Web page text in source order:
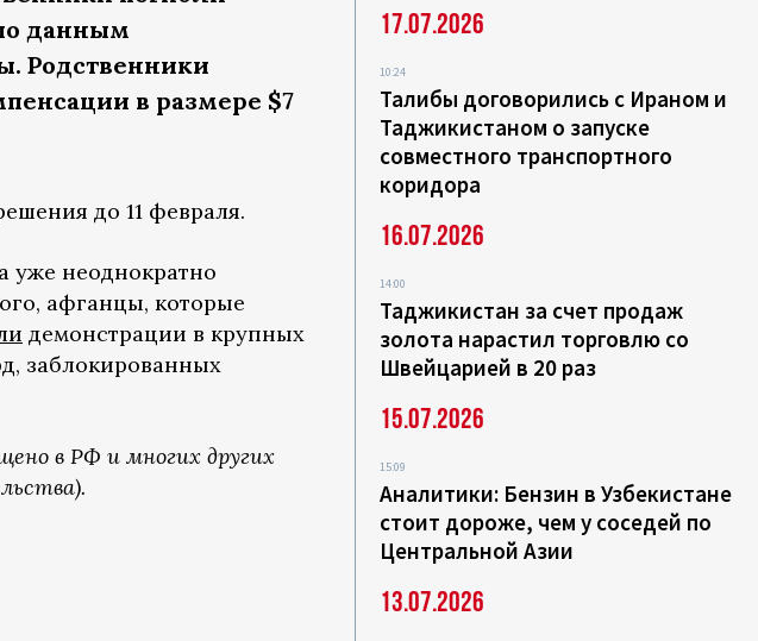
данным
Родственники
в размере $7
до 11 февраля.
уже неоднократно
афганцы, которые
демонстрации в крупных
заблокированных
в РФ и многих других
17.07.2026
10:24
Талибы договорились с Ираном и
Таджикистаном о запуске
совместного транспортного
коридора
16.07.2026
14:00
Таджикистан за счет продаж
золота нарастил торговлю со
Швейцарией в 20 раз
15.07.2026
15:09
Аналитики: Бензин в Узбекистане
стоит дороже, чем у соседей по
Центральной Азии
13.07.2026